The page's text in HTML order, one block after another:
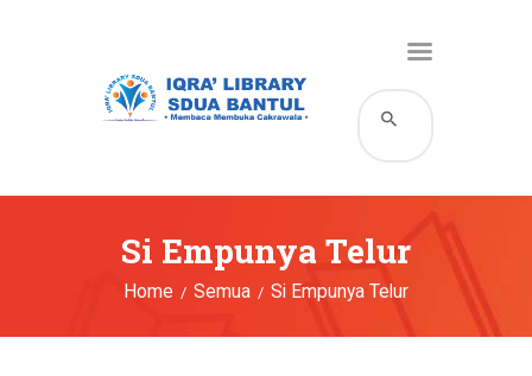
Si Empunya Telur
Home Semua Si Empunya Telur
KATALOG
PROFIL
LAYANAN